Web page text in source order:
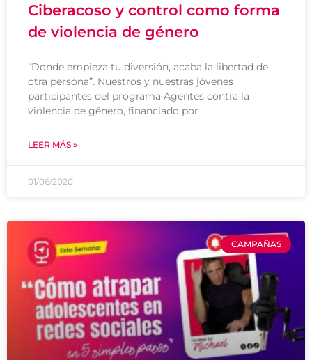
Ciberacoso y control como forma
de violencia de género
“Donde empieza tu diversión, acaba la libertad de
otra persona”. Nuestros y nuestras jóvenes
participantes del programa Agentes contra la
violencia de género, financiado por
LEER MÁS »
01/06/2020
CAMPAÑAS